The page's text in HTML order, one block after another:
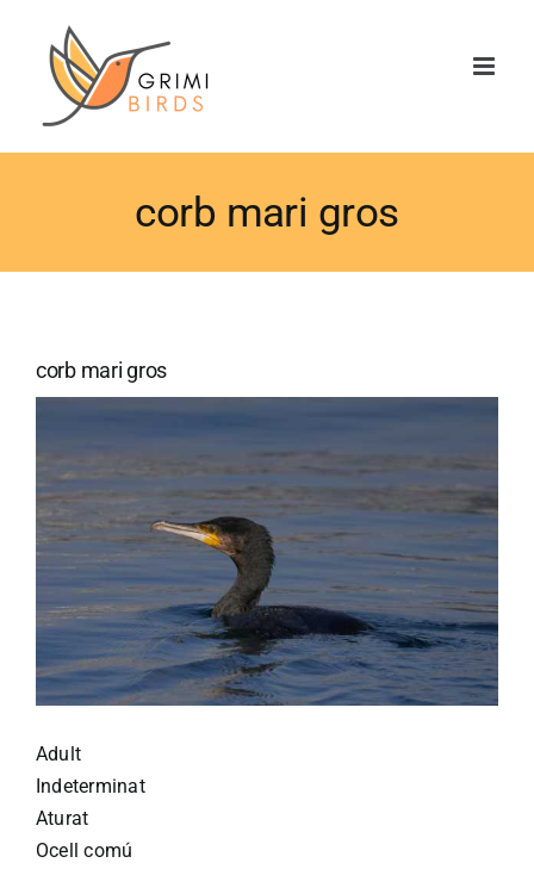
contenido
corb mari gros
corb mari gros
Adult
Indeterminat
Aturat
Ocell comú